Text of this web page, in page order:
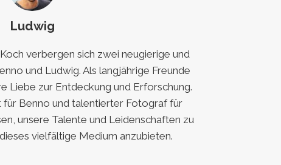
Ludwig
verbergen sich zwei neugierige und
und Ludwig. Als langjährige Freunde
Liebe zur Entdeckung und Erforschung.
für Benno und talentierter Fotograf für
unsere Talente und Leidenschaften zu
vielfältige Medium anzubieten.